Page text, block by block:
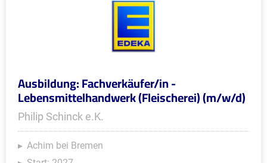
Ausbildung: Fachverkäufer/in -
Lebensmittelhandwerk (Fleischerei) (m/w/d)
Philip Schinck e.K.
Achim bei Bremen